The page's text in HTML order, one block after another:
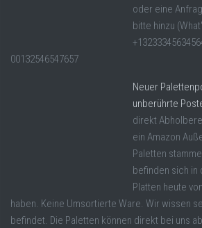
oder eine
bitte hinzu
00132546547657
Neuer
unberührte
direkt
ein Amazon
Paletten
befinden sich in
Platten heute
haben. Keine Umsortierte Ware. Wir wissen
befindet. Die Paletten können direkt bei uns